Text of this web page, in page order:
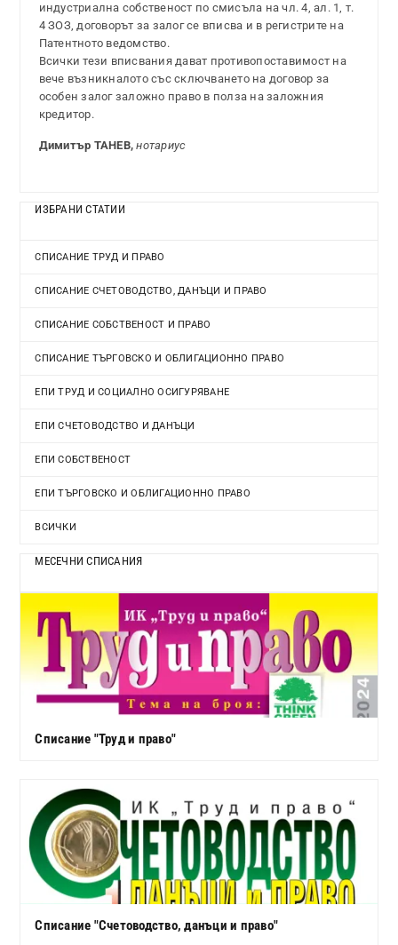
индустриална собственост по смисъла на чл. 4, ал. 1, т.
4 ЗОЗ, договорът за залог се вписва и в регистрите на
Патентното ведомство.
Всички тези вписвания дават противопоставимост на
вече възникналото със сключването на договор за
особен залог заложно право в полза на заложния
кредитор.
Димитър ТАНЕВ, нотариус
ИЗБРАНИ СТАТИИ
СПИСАНИЕ ТРУД И ПРАВО
СПИСАНИЕ СЧЕТОВОДСТВО, ДАНЪЦИ И ПРАВО
СПИСАНИЕ СОБСТВЕНОСТ И ПРАВО
СПИСАНИЕ ТЪРГОВСКО И ОБЛИГАЦИОННО ПРАВО
ЕПИ ТРУД И СОЦИАЛНО ОСИГУРЯВАНЕ
ЕПИ СЧЕТОВОДСТВО И ДАНЪЦИ
ЕПИ СОБСТВЕНОСТ
ЕПИ ТЪРГОВСКО И ОБЛИГАЦИОННО ПРАВО
ВСИЧКИ
МЕСЕЧНИ СПИСАНИЯ
Списание "Труд и право"
Списание "Счетоводство, данъци и право"